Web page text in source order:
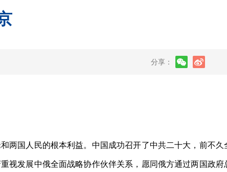
分享：
国人民的根本利益。中国成功召开了中共二十大，前不久
视发展中俄全面战略协作伙伴关系，愿同俄方通过两国政府